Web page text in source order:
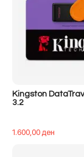
Kingston
3.2
1.600,00ден